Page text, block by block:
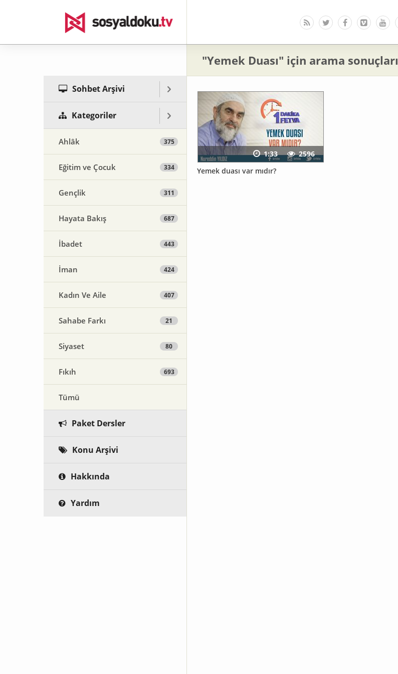
Sohbet Arşivi
Kategoriler
Ahlâk 375
Eğitim ve Çocuk 334
Gençlik 311
Hayata Bakış 687
İbadet 443
İman 424
Kadın Ve Aile 407
Sahabe Farkı 21
Siyaset 80
Fıkıh 693
Tümü
Paket Dersler
Konu Arşivi
Hakkında
Yardım
"Yemek Duası" için arama sonuçları
Yemek duası var mıdır?
1:33 2596